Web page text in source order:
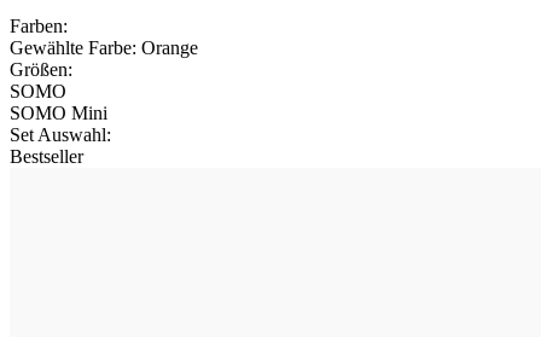
Farben:
Gewählte Farbe: Orange
Größen:
SOMO
SOMO Mini
Set Auswahl:
Bestseller